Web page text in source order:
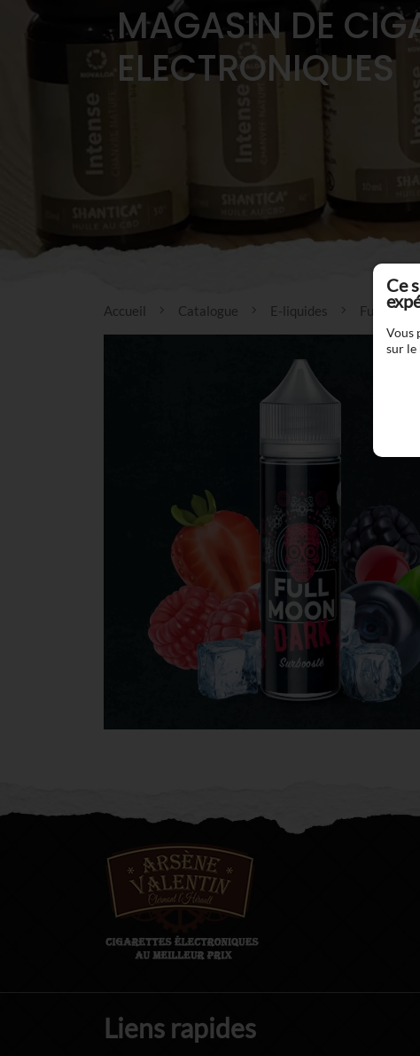
MAGASIN DE
ELECTRONIQUES
Accueil Catalogue E-liquides Full Moon
Liens rapides
Ce
Vous
sur le